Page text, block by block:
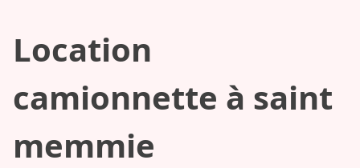
Location
camionnette à saint
memmie
Commencez
votre
pour voir les
proximité